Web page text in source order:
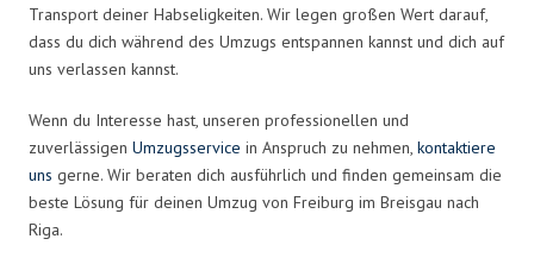
Transport deiner Habseligkeiten. Wir legen großen Wert darauf,
dass du dich während des Umzugs entspannen kannst und dich auf
uns verlassen kannst.
Wenn du Interesse hast, unseren professionellen und
zuverlässigen Umzugsservice in Anspruch zu nehmen, kontaktiere
uns gerne. Wir beraten dich ausführlich und finden gemeinsam die
beste Lösung für deinen Umzug von Freiburg im Breisgau nach
Riga.